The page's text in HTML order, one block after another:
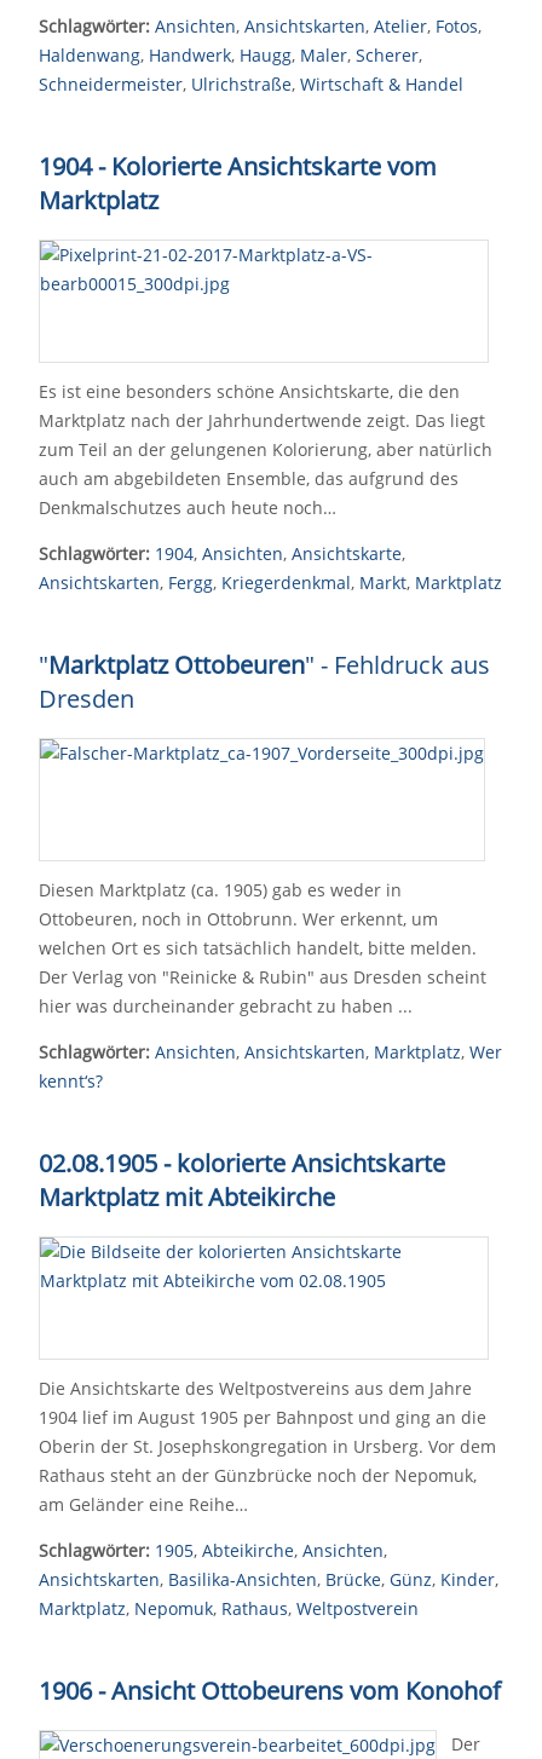
Schlagwörter: Ansichten, Ansichtskarten, Atelier, Fotos,
Haldenwang, Handwerk, Haugg, Maler, Scherer,
Schneidermeister, Ulrichstraße, Wirtschaft & Handel
1904 - Kolorierte Ansichtskarte vom
Marktplatz
Es ist eine besonders schöne Ansichtskarte, die den
Marktplatz nach der Jahrhundertwende zeigt. Das liegt
zum Teil an der gelungenen Kolorierung, aber natürlich
auch am abgebildeten Ensemble, das aufgrund des
Denkmalschutzes auch heute noch…
Schlagwörter: 1904, Ansichten, Ansichtskarte,
Ansichtskarten, Fergg, Kriegerdenkmal, Markt, Marktplatz
"Marktplatz Ottobeuren" - Fehldruck aus
Dresden
Diesen Marktplatz (ca. 1905) gab es weder in
Ottobeuren, noch in Ottobrunn. Wer erkennt, um
welchen Ort es sich tatsächlich handelt, bitte melden.
Der Verlag von "Reinicke & Rubin" aus Dresden scheint
hier was durcheinander gebracht zu haben ...
Schlagwörter: Ansichten, Ansichtskarten, Marktplatz, Wer
kennt‘s?
02.08.1905 - kolorierte Ansichtskarte
Marktplatz mit Abteikirche
Die Ansichtskarte des Weltpostvereins aus dem Jahre
1904 lief im August 1905 per Bahnpost und ging an die
Oberin der St. Josephskongregation in Ursberg. Vor dem
Rathaus steht an der Günzbrücke noch der Nepomuk,
am Geländer eine Reihe…
Schlagwörter: 1905, Abteikirche, Ansichten,
Ansichtskarten, Basilika-Ansichten, Brücke, Günz, Kinder,
Marktplatz, Nepomuk, Rathaus, Weltpostverein
1906 - Ansicht Ottobeurens vom Konohof
Der